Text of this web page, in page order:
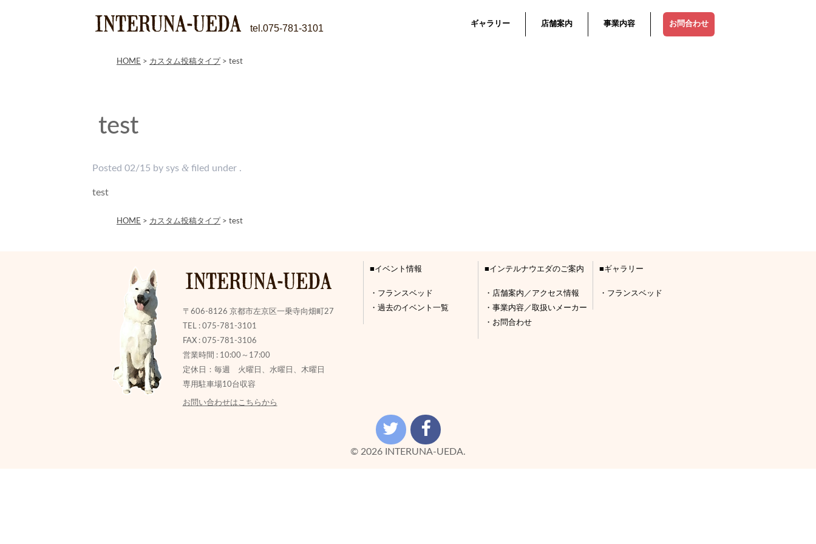
tel.075-781-3101 ギャラリー 店舗案内 事業内容 お問合わせ
HOME > カスタム投稿タイプ > test
test
Posted 02/15 by sys & filed under .
test
HOME > カスタム投稿タイプ > test
〒606-8126 京都市左京区一乗寺向畑町27
TEL : 075-781-3101
FAX : 075-781-3106
営業時間 : 10:00～17:00
定休日：毎週 火曜日、水曜日、木曜日
専用駐車場10台収容
お問い合わせはこちらから
イベント情報
フランスベッド
過去のイベント一覧
インテルナウエダのご案内
店舗案内／アクセス情報
事業内容／取扱いメーカー
お問合わせ
ギャラリー
フランスベッド
© 2026 INTERUNA-UEDA.